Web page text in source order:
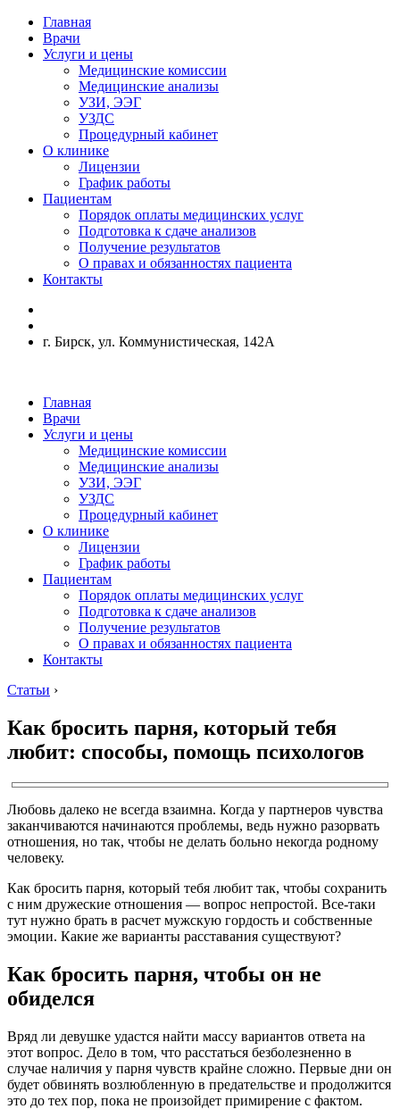
Главная
Врачи
Услуги и цены
Медицинские комиссии
Медицинские анализы
УЗИ, ЭЭГ
УЗДС
Процедурный кабинет
О клинике
Лицензии
График работы
Пациентам
Порядок оплаты медицинских услуг
Подготовка к сдаче анализов
Получение результатов
О правах и обязанностях пациента
Контакты
г. Бирск, ул. Коммунистическая, 142А
Главная
Врачи
Услуги и цены
Медицинские комиссии
Медицинские анализы
УЗИ, ЭЭГ
УЗДС
Процедурный кабинет
О клинике
Лицензии
График работы
Пациентам
Порядок оплаты медицинских услуг
Подготовка к сдаче анализов
Получение результатов
О правах и обязанностях пациента
Контакты
Статьи ›
Как бросить парня, который тебя
любит: способы, помощь психологов
Любовь далеко не всегда взаимна. Когда у партнеров чувства
заканчиваются начинаются проблемы, ведь нужно разорвать
отношения, но так, чтобы не делать больно некогда родному
человеку.
Как бросить парня, который тебя любит так, чтобы сохранить
с ним дружеские отношения — вопрос непростой. Все-таки
тут нужно брать в расчет мужскую гордость и собственные
эмоции. Какие же варианты расставания существуют?
Как бросить парня, чтобы он не
обиделся
Вряд ли девушке удастся найти массу вариантов ответа на
этот вопрос. Дело в том, что расстаться безболезненно в
случае наличия у парня чувств крайне сложно. Первые дни он
будет обвинять возлюбленную в предательстве и продолжится
это до тех пор, пока не произойдет примирение с фактом.